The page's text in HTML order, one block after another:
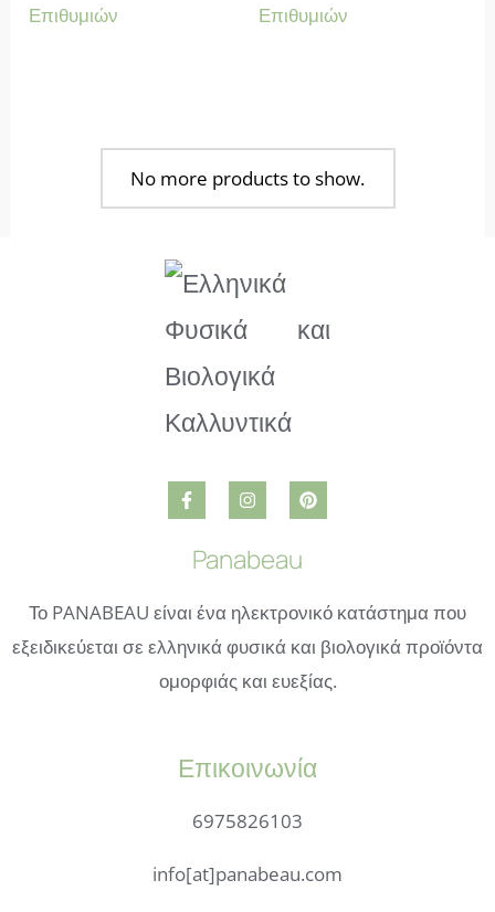
Επιθυμιών
Επιθυμιών
No more products to show.
Panabeau
Το PANABEAU είναι ένα ηλεκτρονικό κατάστημα που
εξειδικεύεται σε ελληνικά φυσικά και βιολογικά προϊόντα
ομορφιάς και ευεξίας.
Επικοινωνία
6975826103
info[at]panabeau.com